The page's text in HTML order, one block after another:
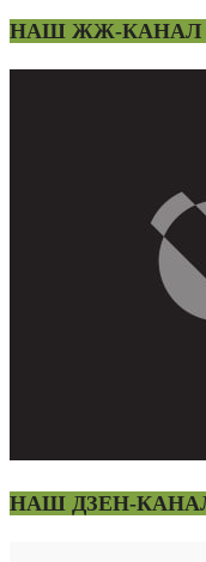
НАШ ЖЖ-КАНАЛ
НАШ ДЗЕН-